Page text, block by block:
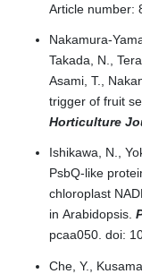
Article number:
Nakamura-
Takada, N.,
Asami, T.,
trigger of fruit
Horticulture
Ishikawa, N.,
PsbQ-like
chloroplast
in Arabidopsis.
pcaa050. doi:
Che, Y.,